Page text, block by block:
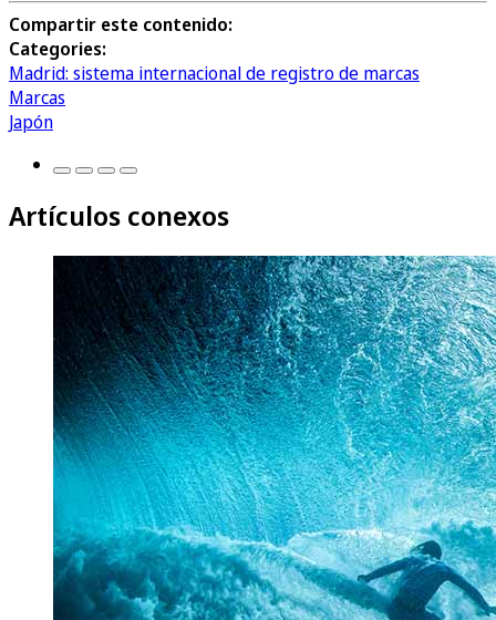
Compartir este contenido:
Categories:
Madrid: sistema internacional de registro de marcas
Marcas
Japón
Artículos conexos